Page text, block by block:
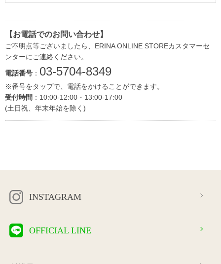
【お電話でのお問い合わせ】
ご不明点等ございましたら、ERINA ONLINE STOREカスタマーセ
ンターにご連絡ください。
電話番号 ： 03-5704-8349
※番号をタップで、電話をかけることができます。
受付時間 ：10:00-12:00・13:00-17:00
(土日祝、年末年始を除く)
INSTAGRAM
OFFICIAL LINE